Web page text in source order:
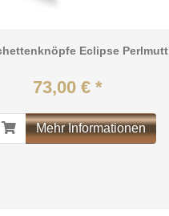
Eclipse Perlmutt
73,00 € *
Mehr Informationen